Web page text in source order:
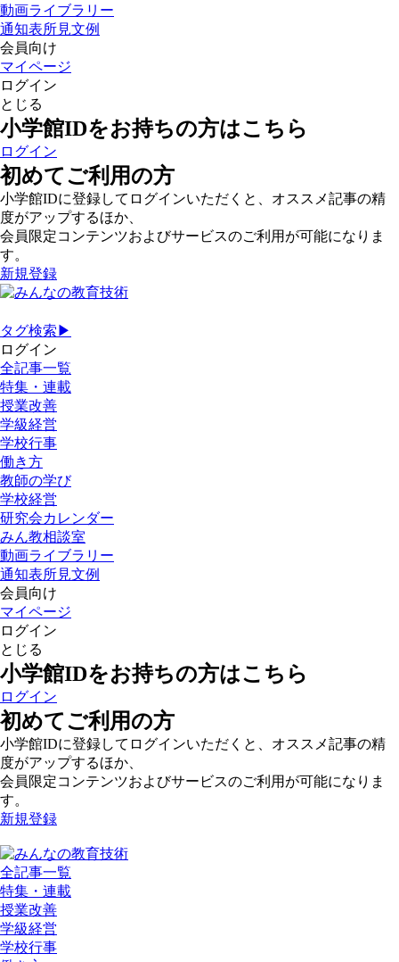
動画ライブラリー
通知表所見文例
会員向け
マイページ
ログイン
とじる
小学館IDをお持ちの方はこちら
ログイン
初めてご利用の方
小学館IDに登録してログインいただくと、オススメ記事の精
度がアップするほか、
会員限定コンテンツおよびサービスのご利用が可能になりま
す。
新規登録
タグ検索▶
ログイン
全記事一覧
特集・連載
授業改善
学級経営
学校行事
働き方
教師の学び
学校経営
研究会カレンダー
みん教相談室
動画ライブラリー
通知表所見文例
会員向け
マイページ
ログイン
とじる
小学館IDをお持ちの方はこちら
ログイン
初めてご利用の方
小学館IDに登録してログインいただくと、オススメ記事の精
度がアップするほか、
会員限定コンテンツおよびサービスのご利用が可能になりま
す。
新規登録
全記事一覧
特集・連載
授業改善
学級経営
学校行事